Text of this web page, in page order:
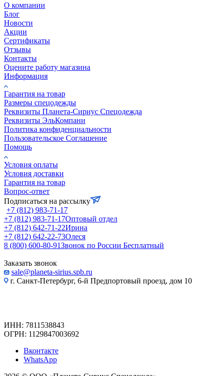
О компании
Блог
Новости
Акции
Сертификаты
Отзывы
Контакты
Оцените работу магазина
Информация
Гарантия на товар
Размеры спецодежды
Реквизиты Планета-Сириус Спецодежда
Реквизиты ЭльКомпани
Политика конфиденциальности
Пользовательское Соглашение
Помощь
Условия оплаты
Условия доставки
Гарантия на товар
Вопрос-ответ
Подписаться на рассылку
+7 (812) 983-71-17
+7 (812) 983-71-17Оптовый отдел
+7 (812) 642-71-22Ирина
+7 (812) 642-22-73Олеся
8 (800) 600-80-91Звонок по России Бесплатный
Заказать звонок
sale@planeta-sirius.spb.ru
г. Санкт-Петербург, 6-й Предпортовый проезд, дом 10
ИНН: 7811538843
ОГРН: 1129847003692
Вконтакте
WhatsApp